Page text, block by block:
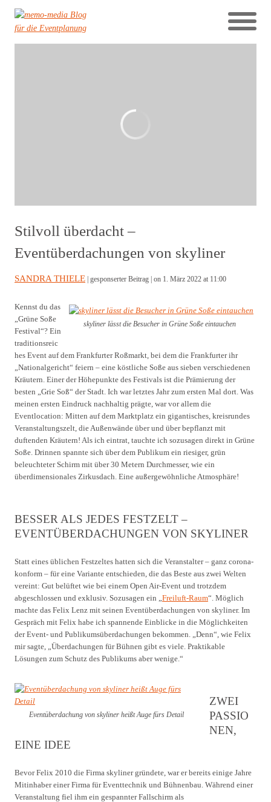
Stilvoll überdacht –
Eventüberdachungen von skyliner
SANDRA THIELE | gesponserter Beitrag | on 1. März 2022 at 11:00
skyliner lässt die Besucher in Grüne Soße eintauchen
Kennst du das
„Grüne Soße
Festival“? Ein
traditionsreic
hes Event auf dem Frankfurter Roßmarkt, bei dem die Frankfurter ihr
„Nationalgericht“ feiern – eine köstliche Soße aus sieben verschiedenen
Kräutern. Einer der Höhepunkte des Festivals ist die Prämierung der
besten „Grie Soß“ der Stadt. Ich war letztes Jahr zum ersten Mal dort. Was
meinen ersten Eindruck nachhaltig prägte, war vor allem die
Eventlocation: Mitten auf dem Marktplatz ein gigantisches, kreisrundes
Veranstaltungszelt, die Außenwände über und über bepflanzt mit
duftenden Kräutern! Als ich eintrat, tauchte ich sozusagen direkt in Grüne
Soße. Drinnen spannte sich über dem Publikum ein riesiger, grün
beleuchteter Schirm mit über 30 Metern Durchmesser, wie ein
überdimensionales Zirkusdach. Eine außergewöhnliche Atmosphäre!
BESSER ALS JEDES FESTZELT –
EVENTÜBERDACHUNGEN VON SKYLINER
Statt eines üblichen Festzeltes hatten sich die Veranstalter – ganz corona-
konform – für eine Variante entschieden, die das Beste aus zwei Welten
vereint: Gut belüftet wie bei einem Open Air-Event und trotzdem
abgeschlossen und exklusiv. Sozusagen ein „ Freiluft-Raum“. Möglich
machte das Felix Lenz mit seinen Eventüberdachungen von skyliner. Im
Gespräch mit Felix habe ich spannende Einblicke in die Möglichkeiten
der Event- und Publikumsüberdachungen bekommen. „Denn“, wie Felix
mir sagte, „Überdachungen für Bühnen gibt es viele. Praktikable
Lösungen zum Schutz des Publikums aber wenige.“
Eventüberdachung von skyliner heißt Auge fürs Detail
ZWEI
PASSIO
NEN,
EINE IDEE
Bevor Felix 2010 die Firma skyliner gründete, war er bereits einige Jahre
Mitinhaber einer Firma für Eventtechnik und Bühnenbau. Während einer
Veranstaltung fiel ihm ein gespannter Fallschirm als